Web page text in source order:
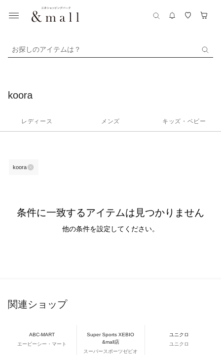
お探しのアイテムは？
koora
レディース メンズ キッズ・ベビー
koora
条件に一致するアイテムは見つかりません
他の条件を設定してください。
関連ショップ
ABC-MART
エービーシー・マート
Super Sports XEBIO
&mall店
スーパースポーツゼビオ
ユニクロ
ユニクロ